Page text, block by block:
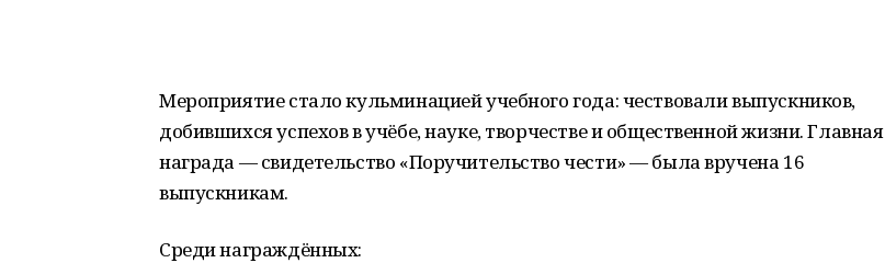
Мероприятие стало кульминацией учебного года: чествовали выпускников,
добившихся успехов в учёбе, науке, творчестве и общественной жизни. Главная
награда — свидетельство «Поручительство чести» — была вручена 16
выпускникам.
Среди награждённых: